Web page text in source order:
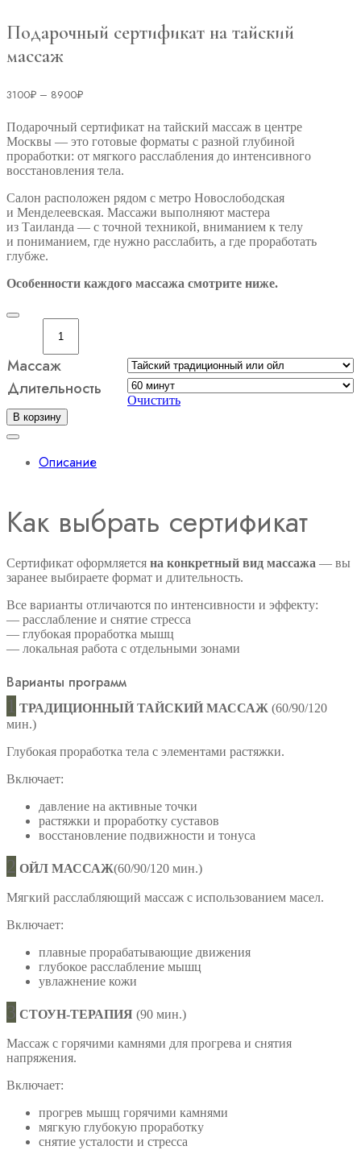
Подарочный сертификат на тайский
массаж
3100₽ – 8900₽Диапазон
3100₽
–
8900₽
Подарочный сертификат на тайский массаж в центре
Москвы — это готовые форматы с разной глубиной
проработки: от мягкого расслабления до интенсивного
восстановления тела.
Салон расположен рядом с метро Новослободская
и Менделеевская. Массажи выполняют мастера
из Таиланда — с точной техникой, вниманием к телу
и пониманием, где нужно расслабить, а где проработать
глубже.
Особенности каждого массажа смотрите ниже.
Количество
товара
Подарочный
сертификат
на тайский
массаж
Массаж
Длительность
Очистить
В корзину
Описание
Как выбрать сертификат
Сертификат оформляется на конкретный вид массажа — вы
заранее выбираете формат и длительность.
Все варианты отличаются по интенсивности и эффекту:
— расслабление и снятие стресса
— глубокая проработка мышц
— локальная работа с отдельными зонами
Варианты программ
1 ТРАДИЦИОННЫЙ ТАЙСКИЙ МАССАЖ (60/90/120
мин.)
Глубокая проработка тела с элементами растяжки.
Включает:
давление на активные точки
растяжки и проработку суставов
восстановление подвижности и тонуса
2 ОЙЛ МАССАЖ(60/90/120 мин.)
Мягкий расслабляющий массаж с использованием масел.
Включает:
плавные прорабатывающие движения
глубокое расслабление мышц
увлажнение кожи
3 СТОУН-ТЕРАПИЯ (90 мин.)
Массаж с горячими камнями для прогрева и снятия
напряжения.
Включает:
прогрев мышц горячими камнями
мягкую глубокую проработку
снятие усталости и стресса